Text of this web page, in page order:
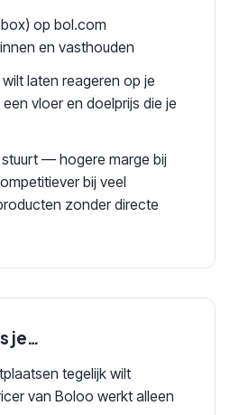
op bol.com
en vasthouden
laten reageren op je
vloer en doelprijs die je
— hogere marge bij
bij veel
zonder directe
je…
tegelijk wilt
van Boloo werkt alleen